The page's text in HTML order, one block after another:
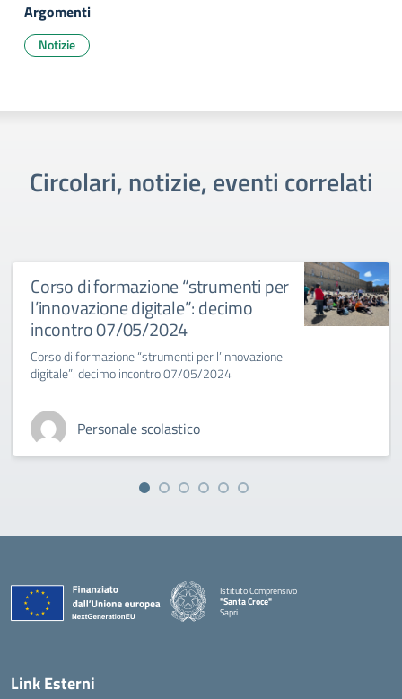
Argomenti
Notizie
Circolari, notizie, eventi correlati
Corso di formazione “strumenti per
l’innovazione digitale”: decimo
incontro 07/05/2024
Corso di formazione “strumenti per l’innovazione
digitale”: decimo incontro 07/05/2024
Personale scolastico
Istituto Comprensivo
"Santa Croce"
Sapri
— Visita la pagina iniziale della scuola
Link Esterni